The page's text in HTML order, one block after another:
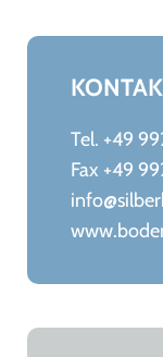
Tel. +49
Fax +49